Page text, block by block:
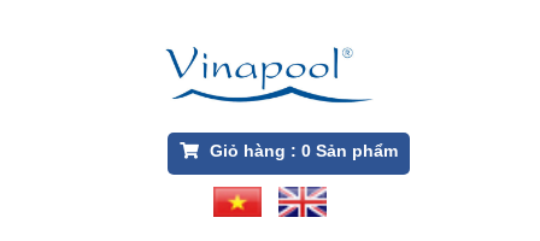
Giỏ hàng : 0Sản phẩm